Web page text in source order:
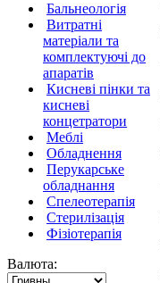
Бальнеологія
Витратні
матеріали та
комплектуючі до
апаратів
Кисневі пінки та
кисневі
концетратори
Меблі
Обладнення
Перукарське
обладнання
Спелеотерапія
Стерилізація
Фізіотерапія
Валюта: